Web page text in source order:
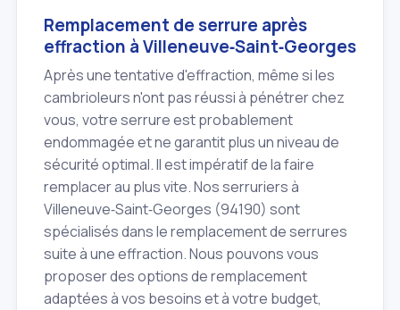
Remplacement de serrure après
effraction à Villeneuve‑Saint‑Georges
Après une tentative d'effraction, même si les
cambrioleurs n'ont pas réussi à pénétrer chez
vous, votre serrure est probablement
endommagée et ne garantit plus un niveau de
sécurité optimal. Il est impératif de la faire
remplacer au plus vite. Nos serruriers à
Villeneuve‑Saint‑Georges (94190) sont
spécialisés dans le remplacement de serrures
suite à une effraction. Nous pouvons vous
proposer des options de remplacement
adaptées à vos besoins et à votre budget,